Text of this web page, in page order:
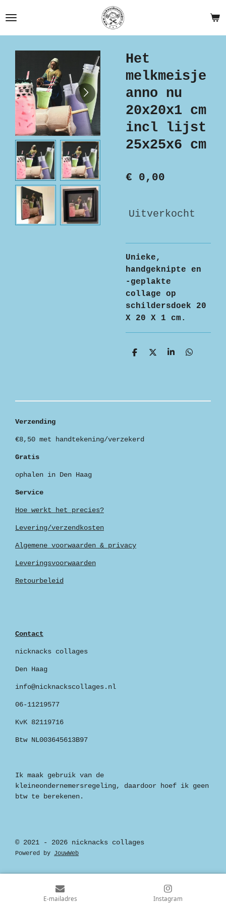
direct
naar
hoofdinhoud
Het
melkmeisje
anno nu
20x20x1 cm
incl lijst
25x25x6 cm
€ 0,00
Uitverkocht
Unieke,
handgeknipte en
-geplakte
collage op
schildersdoek 20
X 20 X 1 cm.
D
D
S
D
Verzending
€8,50 met handtekening/verzekerd
Gratis
ophalen in Den Haag
Service
Hoe werkt het precies?
Levering/verzendkosten
Algemene voorwaarden & privacy
Leveringsvoorwaarden
Retourbeleid
Contact
nicknacks collages
Den Haag
info@nicknackscollages.nl
06-11219577
KvK 82119716
Btw NL003645613B97
Ik maak gebruik van de
kleineondernemersregeling, daardoor hoef ik geen
btw te berekenen.
© 2021 - 2026 nicknacks collages
Powered by JouwWeb
E-mailadres Instagram